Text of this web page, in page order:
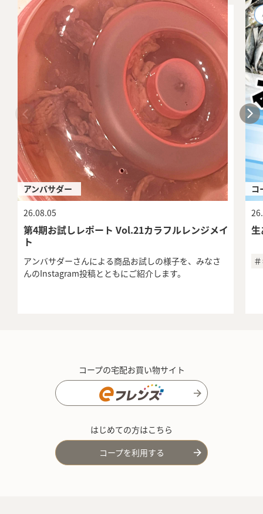
アンバサダー
26.08.05
第4期お試しレポート Vol.21カラフルレンジメイ
ト
アンバサダーさんによる商品お試しの様子を、みなさ
んのInstagram投稿とともにご紹介します。
コ
コープの宅配お買い物サイト
はじめての方はこちら
コープを利用する